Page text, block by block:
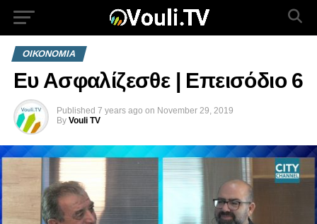
ΟΙΚΟΝΟΜΙΑ
Ευ Ασφαλίζεσθε | Επεισόδιο 6
Published 7 years ago on November 29, 2019
By Vouli TV